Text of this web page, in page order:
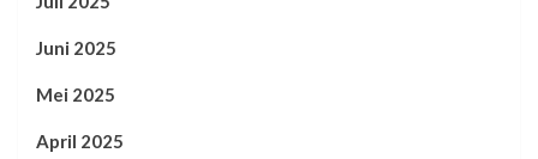
Juni 2025
Mei 2025
April 2025